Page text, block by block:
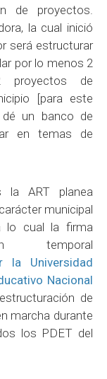
de proyectos.
la cual inició
será estructurar
por lo menos 2
proyectos de
[para este
un banco de
en temas de
la ART planea
municipal
lo cual la firma
temporal
la Universidad
Nacional
de
marcha durante
los PDET del